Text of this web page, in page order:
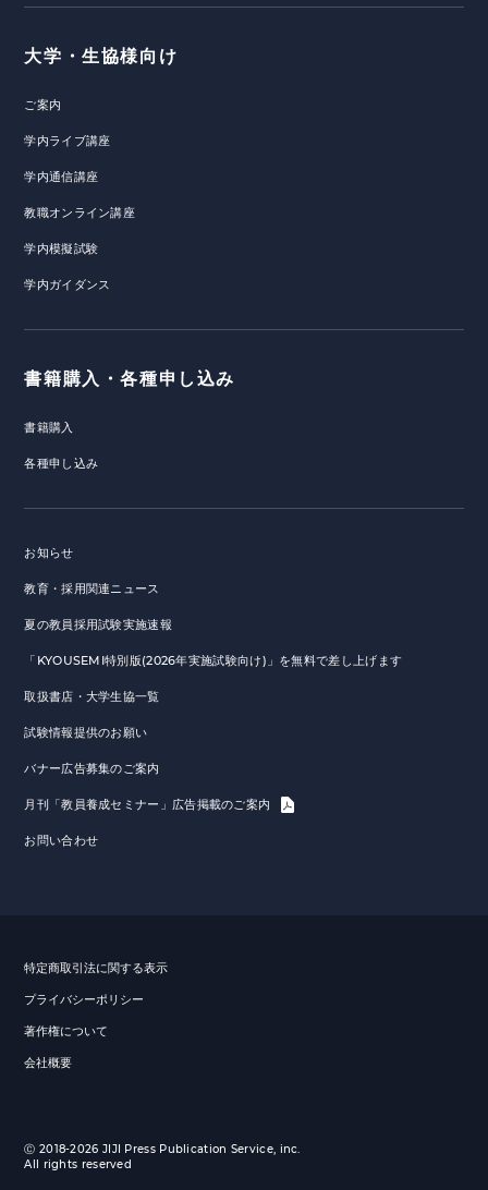
大学・生協様向け
ご案内
学内ライブ講座
学内通信講座
教職オンライン講座
学内模擬試験
学内ガイダンス
書籍購入・各種申し込み
書籍購入
各種申し込み
お知らせ
教育・採用関連ニュース
夏の教員採用試験実施速報
「KYOUSEMI特別版(2026年実施試験向け)」を無料で差し上げます
取扱書店・大学生協一覧
試験情報提供のお願い
バナー広告募集のご案内
月刊「教員養成セミナー」広告掲載のご案内
お問い合わせ
特定商取引法に関する表示
プライバシーポリシー
著作権について
会社概要
Ⓒ 2018-2026 JIJI Press Publication Service, inc.
All rights reserved